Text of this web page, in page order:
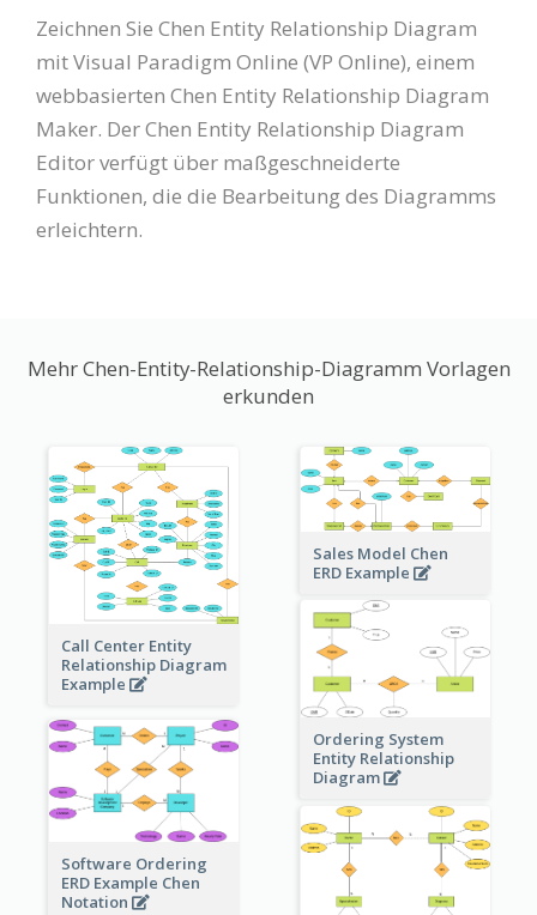
Zeichnen Sie Chen Entity Relationship Diagram
mit Visual Paradigm Online (VP Online), einem
webbasierten Chen Entity Relationship Diagram
Maker. Der Chen Entity Relationship Diagram
Editor verfügt über maßgeschneiderte
Funktionen, die die Bearbeitung des Diagramms
erleichtern.
Mehr Chen-Entity-Relationship-Diagramm Vorlagen
erkunden
Call Center Entity
Relationship Diagram
Example
Sales Model Chen
ERD Example
Ordering System
Entity Relationship
Diagram
Software Ordering
ERD Example Chen
Notation